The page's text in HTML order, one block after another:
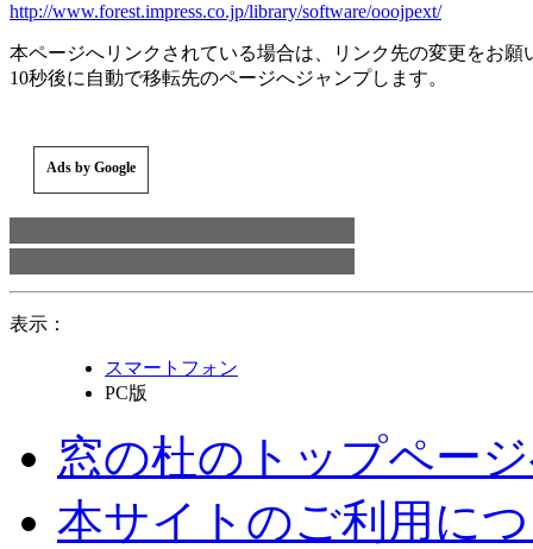
http://www.forest.impress.co.jp/library/software/ooojpext/
本ページへリンクされている場合は、リンク先の変更をお願
10秒後に自動で移転先のページへジャンプします。
Ads by Google
表示：
スマートフォン
PC版
窓の杜のトップペー
本サイトのご利用に